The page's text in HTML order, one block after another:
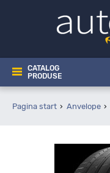
CATALOG
PRODUSE
Pagina start Anvelope